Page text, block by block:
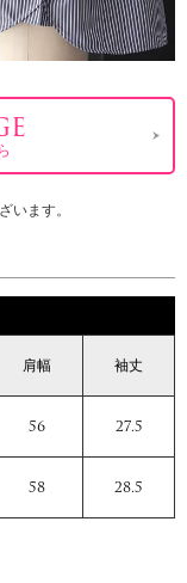
います。
肩幅 袖丈
56 27.5
58 28.5